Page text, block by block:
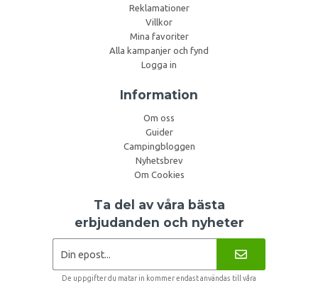
Reklamationer
Villkor
Mina favoriter
Alla kampanjer och fynd
Logga in
Information
Om oss
Guider
Campingbloggen
Nyhetsbrev
Om Cookies
Ta del av våra bästa
erbjudanden och nyheter
De uppgifter du matar in kommer endast användas till våra